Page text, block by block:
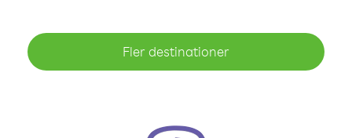
Fler destinationer